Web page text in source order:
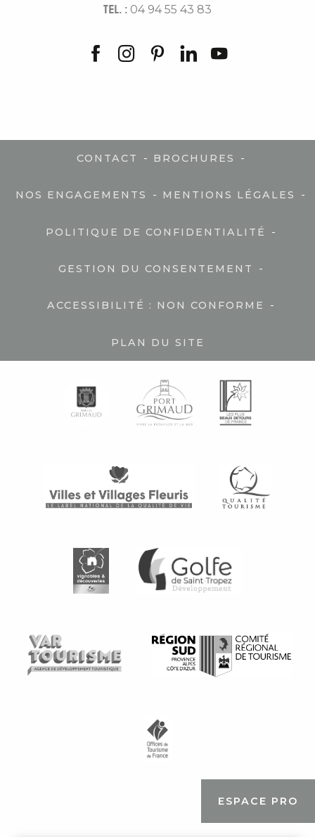
TEL. : 04 94 55 43 83
CONTACT - BROCHURES -
NOS ENGAGEMENTS - MENTIONS LÉGALES -
POLITIQUE DE CONFIDENTIALITÉ -
GESTION DU CONSENTEMENT -
ACCESSIBILITÉ : NON CONFORME -
PLAN DU SITE
ESPACE PRO